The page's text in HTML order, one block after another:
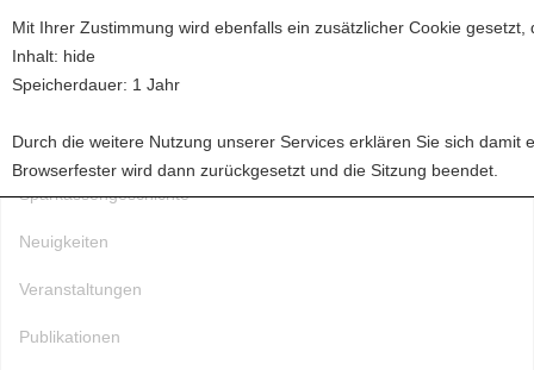
Mit Ihrer Zustimmung wird ebenfalls ein zusätzlicher Cookie
Inhalt: hide
Speicherdauer: 1 Jahr
Durch die weitere Nutzung unserer Services erklären Sie sich
Browserfester wird dann zurückgesetzt und die Sitzung beendet.
Startseite
Über uns
Förderung
Sparkassengeschichte
Neuigkeiten
Veranstaltungen
Publikationen